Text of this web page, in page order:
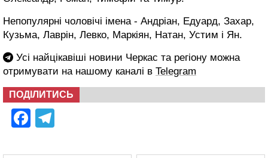
Непопулярні чоловічі імена - Андріан, Едуард, Захар,
Кузьма, Лаврін, Левко, Маркіян, Натан, Устим і Ян.
Усі найцікавіші новини Черкас та регіону можна
отримувати на нашому каналі в Telegram
ПОДІЛИТИСЬ
Facebook